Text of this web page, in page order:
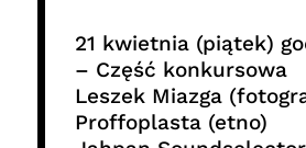
21 kwietnia (piątek)
– Część konkursowa
Leszek Miazga
Proffoplasta (etno)